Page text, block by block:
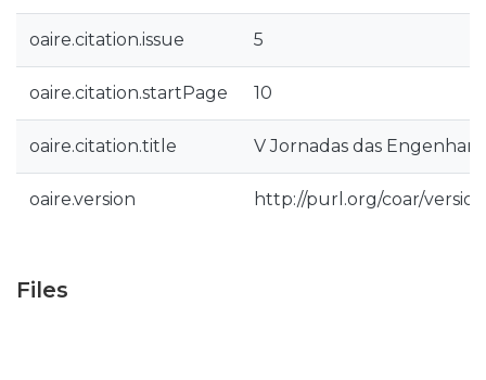
oaire.citation.issue 5
oaire.citation.startPage 10
oaire.citation.title V Jornadas das
oaire.version http://purl.org/coar/
Files